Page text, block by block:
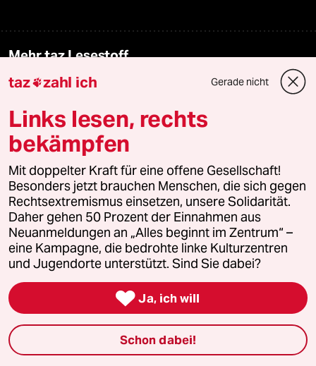
Mehr taz Lesestoff
taz FUTURZWEI
Le Monde diplomatique
taz Archiv
Mehr taz Angebote
Reisen
Kantine
taz zahl ich Gerade nicht
Links lesen, rechts
bekämpfen
Mit doppelter Kraft für eine offene Gesellschaft!
Besonders jetzt brauchen Menschen, die sich gegen
Rechtsextremismus einsetzen, unsere Solidarität.
Daher gehen 50 Prozent der Einnahmen aus
Neuanmeldungen an „Alles beginnt im Zentrum“ –
eine Kampagne, die bedrohte linke Kulturzentren
und Jugendorte unterstützt. Sind Sie dabei?
 Ja, ich will
Schon dabei!